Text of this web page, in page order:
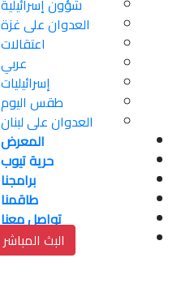
شؤون إسرائيلية
العدوان على غزة
اعتقالات
عربي
إسرائيليات
طقس اليوم
العدوان على لبنان
المعرض
حرية تيوب
برامجنا
طاقمنا
تواصل معنا
البث المباشر